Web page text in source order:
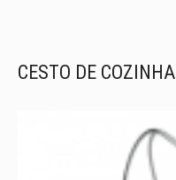
CESTO DE COZINHA